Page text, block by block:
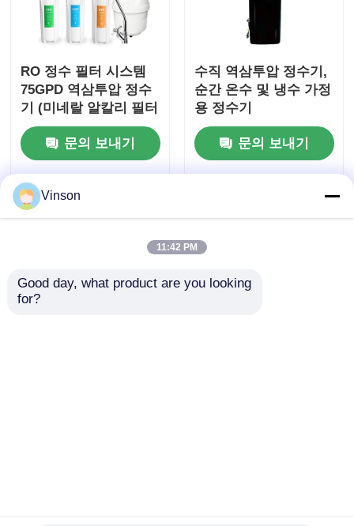
RO 정수 필터 시스템
75GPD 역삼투압 정수
기 (미네랄 알칼리 필터
포함)
문의 보내기
수직 역삼투압 정수기,
순간 온수 및 냉수 가정
용 정수기
문의 보내기
Vinson
11:42 PM
Good day, what product are you looking
for?